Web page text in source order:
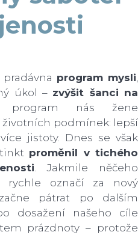
program mysli,
úkol – zvýšit šanci na
nás žene
podmínek: lepší
jistoty. Dnes se však
proměnil v tichého
. Jakmile něčeho
rychle označí za nový
pátrat po dalším
dosažení našeho cíle
prázdnoty – protože